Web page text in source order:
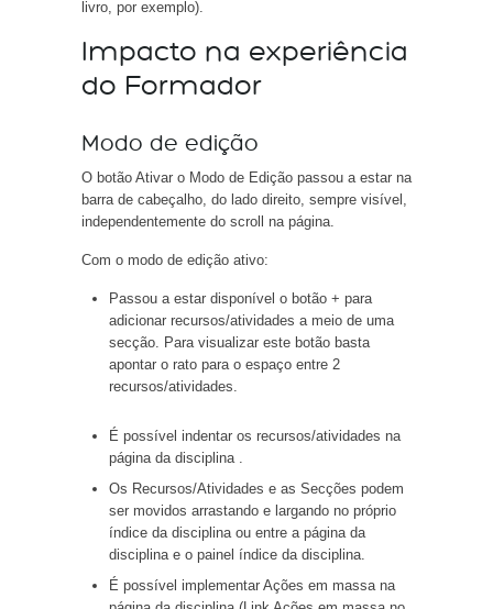
livro, por exemplo).
Impacto na experiência
do Formador
Modo de edição
O botão Ativar o Modo de Edição passou a estar na
barra de cabeçalho, do lado direito, sempre visível,
independentemente do scroll na página.
Com o modo de edição ativo:
Passou a estar disponível o botão + para
adicionar recursos/atividades a meio de uma
secção. Para visualizar este botão basta
apontar o rato para o espaço entre 2
recursos/atividades.
É possível indentar os recursos/atividades na
página da disciplina .
Os Recursos/Atividades e as Secções podem
ser movidos arrastando e largando no próprio
índice da disciplina ou entre a página da
disciplina e o painel índice da disciplina.
É possível implementar Ações em massa na